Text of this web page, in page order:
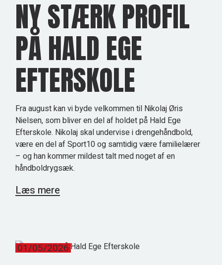
NY STÆRK PROFIL
PÅ HALD EGE
EFTERSKOLE
Fra august kan vi byde velkommen til Nikolaj Øris
Nielsen, som bliver en del af holdet på Hald Ege
Efterskole. Nikolaj skal undervise i drengehåndbold,
være en del af Sport10 og samtidig være familielærer
– og han kommer mildest talt med noget af en
håndboldrygsæk.
Læs mere
01/05/2026